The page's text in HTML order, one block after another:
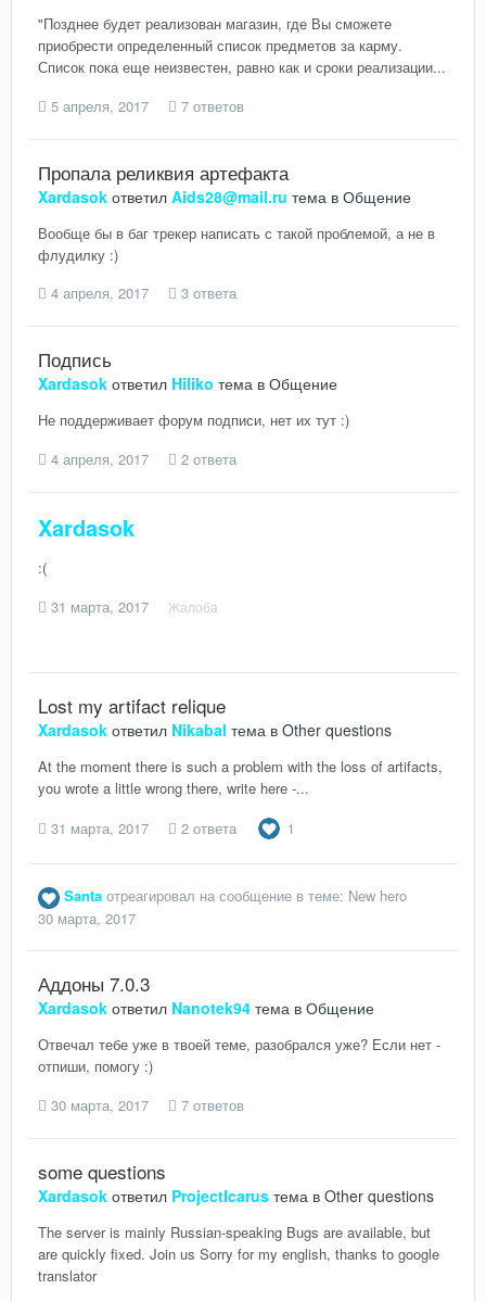
"Позднее будет реализован магазин, где Вы сможете
приобрести определенный список предметов за карму.
Список пока еще неизвестен, равно как и сроки реализации...
5 апреля, 2017
7 ответов
Пропала реликвия артефакта
Xardasok ответил Aids28@mail.ru тема в Общение
Вообще бы в баг трекер написать с такой проблемой, а не в
флудилку :)
4 апреля, 2017
3 ответа
Подпись
Xardasok ответил Hiliko тема в Общение
Не поддерживает форум подписи, нет их тут :)
4 апреля, 2017
2 ответа
Xardasok
:(
31 марта, 2017
Жалоба
Lost my artifact relique
Xardasok ответил Nikabal тема в Other questions
At the moment there is such a problem with the loss of artifacts,
you wrote a little wrong there, write here -...
31 марта, 2017
2 ответа 1
Santa отреагировал на сообщение в теме: New hero
30 марта, 2017
Аддоны 7.0.3
Xardasok ответил Nanotek94 тема в Общение
Отвечал тебе уже в твоей теме, разобрался уже? Если нет -
отпиши, помогу :)
30 марта, 2017
7 ответов
some questions
Xardasok ответил ProjectIcarus тема в Other questions
The server is mainly Russian-speaking Bugs are available, but
are quickly fixed. Join us Sorry for my english, thanks to google
translator